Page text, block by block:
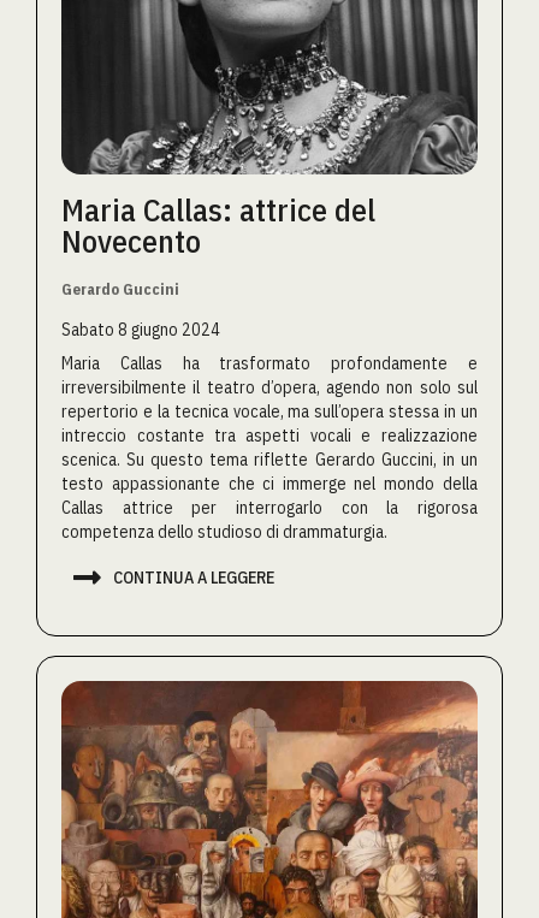
Maria Callas: attrice del
Novecento
Gerardo Guccini
Sabato 8 giugno 2024
Maria Callas ha trasformato profondamente e
irreversibilmente il teatro d’opera, agendo non solo sul
repertorio e la tecnica vocale, ma sull’opera stessa in un
intreccio costante tra aspetti vocali e realizzazione
scenica. Su questo tema riflette Gerardo Guccini, in un
testo appassionante che ci immerge nel mondo della
Callas attrice per interrogarlo con la rigorosa
competenza dello studioso di drammaturgia.
 CONTINUA A LEGGERE